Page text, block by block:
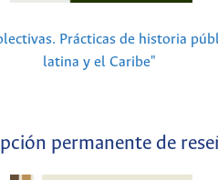
Prácticas de historia
latina y el Caribe"
permanente de